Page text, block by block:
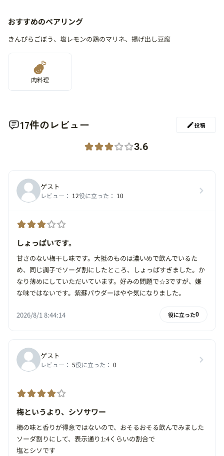
おすすめのペアリング
きんぴらごぼう、塩レモンの鶏のマリネ、揚げ出し豆腐
肉料理
17件のレビュー
3.6
投稿
ゲスト
レビュー： 12役に立った： 10
しょっぱいです。
甘さのない梅干し味です。大抵のものは濃いめで飲んでいるた
め、同じ調子でソーダ割にしたところ、しょっぱすぎました。か
なり薄めにしていただいています。好みの問題で☆3ですが、嫌
な味ではないです。紫蘇パウダーはやや気になりました。
2026/8/1 8:44:14 役に立った0
ゲスト
レビュー： 5役に立った： 0
梅というより、シソサワー
梅の味と香りが得意ではないので、おそるおそる飲んでみました
ソーダ割りにして、表示通り1:4くらいの割合で
塩とシソです